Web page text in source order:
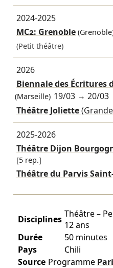
2024-2025
MC2: Grenoble
(Petit théâtre)
2026
Biennale des Écritures
(Marseille) 19/03 →20/03
Théâtre Joliette
2025-2026
Théâtre Dijon
[5 rep.]
Théâtre du Parvis
Disciplines Théâtre –
12 ans
Durée
50 minutes
Pays
Chili
Source Programme